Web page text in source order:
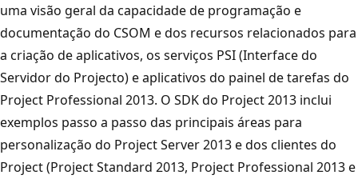
uma visão geral da capacidade de programação e
documentação do CSOM e dos recursos relacionados para
a criação de aplicativos, os serviços PSI (Interface do
Servidor do Projecto) e aplicativos do painel de tarefas do
Project Professional 2013. O SDK do Project 2013 inclui
exemplos passo a passo das principais áreas para
personalização do Project Server 2013 e dos clientes do
Project (Project Standard 2013, Project Professional 2013 e